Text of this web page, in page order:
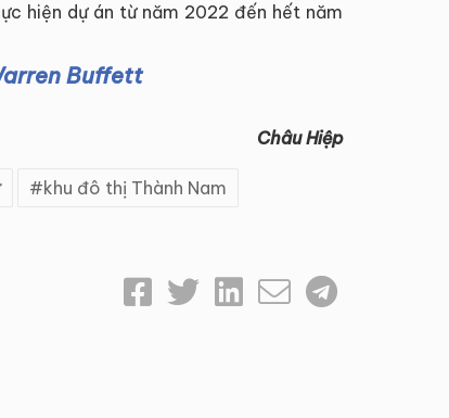
hiện dự án từ năm 2022 đến hết năm
Buffett
Châu Hiệp
khu đô thị Thành Nam